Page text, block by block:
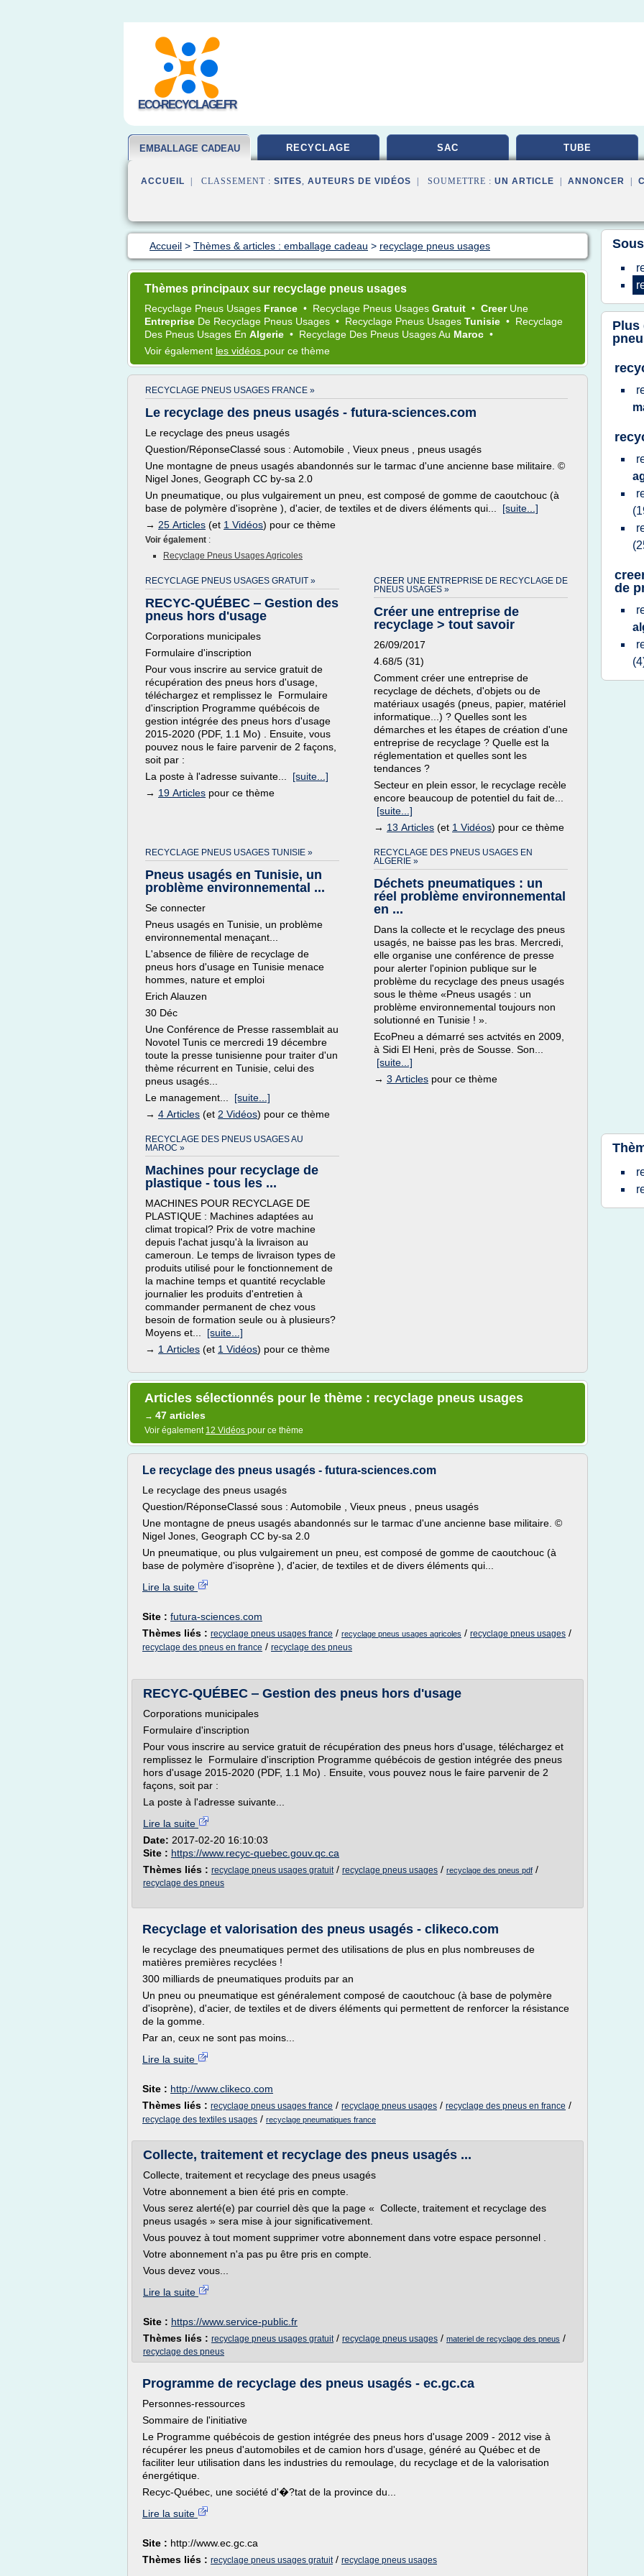
ECO-RECYCLAGE.FR
EMBALLAGE CADEAU RECYCLAGE SAC TUBE
ACCUEIL | CLASSEMENT : SITES, AUTEURS DE VIDÉOS | SOUMETTRE : UN ARTICLE ANNONCER
Accueil > Thèmes & articles : emballage cadeau > recyclage pneus usages
Thèmes principaux sur recyclage pneus usages
Recyclage Pneus Usages France • Recyclage Pneus Usages Gratuit • Creer Une
Entreprise De Recyclage Pneus Usages • Recyclage Pneus Usages Tunisie • Recyclage
Des Pneus Usages En Algerie • Recyclage Des Pneus UsagesAu Maroc •
Voir également les vidéos pour ce thème
RECYCLAGE PNEUS USAGES FRANCE »
Le recyclage des pneus usagés - futura-sciences.com
Le recyclage des pneus usagés
Question/RéponseClassé sous : Automobile , Vieux pneus , pneus usagés
Une montagne de pneus usagés abandonnés sur le tarmac d'une ancienne base militaire. ©
Nigel Jones, Geograph CC by-sa 2.0
Un pneumatique, ou plus vulgairement un pneu, est composé de gomme de caoutchouc (à
base de polymère d'isoprène ), d'acier, de textiles et de divers éléments qui... [suite...]
→ 25 Articles (et 1 Vidéos) pour ce thème
Voir également :
Recyclage Pneus Usages Agricoles
RECYCLAGE PNEUS USAGES GRATUIT »
RECYC-QUÉBEC ‒ Gestion des
pneus hors d'usage
Corporations municipales
Formulaire d'inscription
Pour vous inscrire au service gratuit de
récupération des pneus hors d'usage,
téléchargez et remplissez le Formulaire
d'inscription Programme québécois de
gestion intégrée des pneus hors d'usage
2015-2020 (PDF, 1.1 Mo) . Ensuite, vous
pouvez nous le faire parvenir de 2 façons,
soit par :
La poste à l'adresse suivante... [suite...]
→ 19 Articles pour ce thème
CREER UNE ENTREPRISE DE RECYCLAGE DE
PNEUS USAGES »
Créer une entreprise de
recyclage > tout savoir
26/09/2017
4.68/5 (31)
Comment créer une entreprise de
recyclage de déchets, d'objets ou de
matériaux usagés (pneus, papier, matériel
informatique...) ? Quelles sont les
démarches et les étapes de création d'une
entreprise de recyclage ? Quelle est la
réglementation et quelles sont les
tendances ?
Secteur en plein essor, le recyclage recèle
encore beaucoup de potentiel du fait de...
[suite...]
→ 13 Articles (et 1 Vidéos) pour ce thème
RECYCLAGE PNEUS USAGES TUNISIE »
Pneus usagés en Tunisie, un
problème environnemental ...
Se connecter
Pneus usagés en Tunisie, un problème
environnemental menaçant...
L'absence de filière de recyclage de
pneus hors d'usage en Tunisie menace
hommes, nature et emploi
Erich Alauzen
30 Déc
Une Conférence de Presse rassemblait au
Novotel Tunis ce mercredi 19 décembre
toute la presse tunisienne pour traiter d'un
thème récurrent en Tunisie, celui des
pneus usagés...
Le management... [suite...]
→ 4 Articles (et 2 Vidéos) pour ce thème
RECYCLAGE DES PNEUS USAGES EN
ALGERIE »
Déchets pneumatiques : un
réel problème environnemental
en ...
Dans la collecte et le recyclage des pneus
usagés, ne baisse pas les bras. Mercredi,
elle organise une conférence de presse
pour alerter l'opinion publique sur le
problème du recyclage des pneus usagés
sous le thème «Pneus usagés : un
problème environnemental toujours non
solutionné en Tunisie ! ».
EcoPneu a démarré ses actvités en 2009,
à Sidi El Heni, près de Sousse. Son...
[suite...]
→ 3 Articles pour ce thème
RECYCLAGE DES PNEUS USAGES AU
MAROC »
Machines pour recyclage de
plastique - tous les ...
MACHINES POUR RECYCLAGE DE
PLASTIQUE : Machines adaptées au
climat tropical? Prix de votre machine
depuis l'achat jusqu'à la livraison au
cameroun. Le temps de livraison types de
produits utilisé pour le fonctionnement de
la machine temps et quantité recyclable
journalier les produits d'entretien à
commander permanent de chez vous
besoin de formation seule ou à plusieurs?
Moyens et... [suite...]
→ 1 Articles (et 1 Vidéos) pour ce thème
Articles sélectionnés pour le thème : recyclage pneus usages
→ 47 articles
Voir également 12 Vidéos pour ce thème
Le recyclage des pneus usagés - futura-sciences.com
Le recyclage des pneus usagés
Question/RéponseClassé sous : Automobile , Vieux pneus , pneus usagés
Une montagne de pneus usagés abandonnés sur le tarmac d'une ancienne base militaire. ©
Nigel Jones, Geograph CC by-sa 2.0
Un pneumatique, ou plus vulgairement un pneu, est composé de gomme de caoutchouc (à
base de polymère d'isoprène ), d'acier, de textiles et de divers éléments qui...
Lire la suite
Site : futura-sciences.com
Thèmes liés : recyclage pneus usages france / recyclage pneus usages agricoles / recyclage pneus usages /
recyclage des pneus en france / recyclage des pneus
RECYC-QUÉBEC ‒ Gestion des pneus hors d'usage
Corporations municipales
Formulaire d'inscription
Pour vous inscrire au service gratuit de récupération des pneus hors d'usage, téléchargez et
remplissez le Formulaire d'inscription Programme québécois de gestion intégrée des pneus
hors d'usage 2015-2020 (PDF, 1.1 Mo) . Ensuite, vous pouvez nous le faire parvenir de 2
façons, soit par :
La poste à l'adresse suivante...
Lire la suite
Date: 2017-02-20 16:10:03
Site : https://www.recyc-quebec.gouv.qc.ca
Thèmes liés : recyclage pneus usages gratuit/ recyclage pneus usages / recyclage des pneus pdf /
recyclage des pneus
Recyclage et valorisation des pneus usagés - clikeco.com
le recyclage des pneumatiques permet des utilisations de plus en plus nombreuses de
matières premières recyclées !
300 milliards de pneumatiques produits par an
Un pneu ou pneumatique est généralement composé de caoutchouc (à base de polymère
d'isoprène), d'acier, de textiles et de divers éléments qui permettent de renforcer la résistance
de la gomme.
Par an, ceux ne sont pas moins...
Lire la suite
Site : http://www.clikeco.com
Thèmes liés : recyclage pneus usages france / recyclage pneus usages / recyclage des pneus en france /
recyclage des textiles usages / recyclage pneumatiques france
Collecte, traitement et recyclage des pneus usagés ...
Collecte, traitement et recyclage des pneus usagés
Votre abonnement a bien été pris en compte.
Vous serez alerté(e) par courriel dès que la page « Collecte, traitement et recyclage des
pneus usagés » sera mise à jour significativement.
Vous pouvez à tout moment supprimer votre abonnement dans votre espace personnel .
Votre abonnement n'a pas pu être pris en compte.
Vous devez vous...
Lire la suite
Site : https://www.service-public.fr
Thèmes liés : recyclage pneus usages gratuit/ recyclage pneus usages / materiel de recyclage des pneus /
recyclage des pneus
Programme de recyclage des pneus usagés - ec.gc.ca
Personnes-ressources
Sommaire de l'initiative
Le Programme québécois de gestion intégrée des pneus hors d'usage 2009 - 2012 vise à
récupérer les pneus d'automobiles et de camion hors d'usage, généré au Québec et de
faciliter leur utilisation dans les industries du remoulage, du recyclage et de la valorisation
énergétique.
Recyc-Québec, une société d'�?tat de la province du...
Lire la suite
Site : http://www.ec.gc.ca
Thèmes liés : recyclage pneus usages gratuit/ recyclage pneus usages
Plus
de